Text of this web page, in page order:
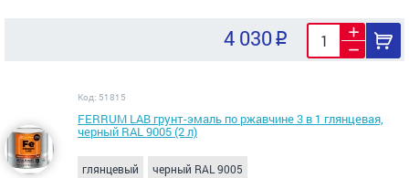
4 030
Код: 51815
FERRUM LAB грунт-эмаль по ржавчине 3 в 1 глянцевая,
черный RAL 9005 (2 л)
глянцевый черный RAL 9005